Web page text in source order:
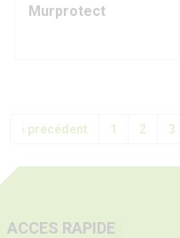
Murprotect
‹ précédent 1 2 3
ACCES RAPIDE